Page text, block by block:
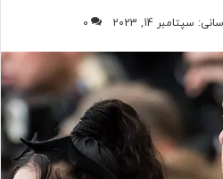
سپتامبر 14, 2023 0